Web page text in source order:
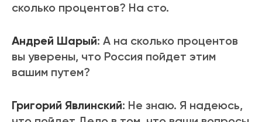
сколько процентов? На сто.
Андрей Шарый: А на сколько процентов
вы уверены, что Россия пойдет этим
вашим путем?
Григорий Явлинский: Не знаю. Я надеюсь,